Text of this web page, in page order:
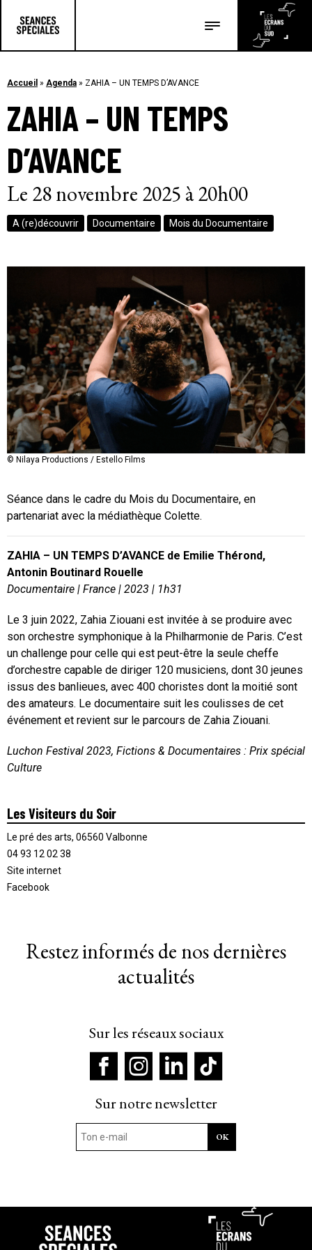
Les articles
Accueil » Agenda » ZAHIA – UN TEMPS D’AVANCE
ZAHIA – UN TEMPS
D’AVANCE
Le 28 novembre 2025 à 20h00
A (re)découvrir Documentaire Mois du Documentaire
© Nilaya Productions / Estello Films
Séance dans le cadre du Mois du Documentaire, en
partenariat avec la médiathèque Colette.
ZAHIA – UN TEMPS D’AVANCE de Emilie Thérond,
Antonin Boutinard Rouelle
Documentaire | France | 2023 | 1h31
Le 3 juin 2022, Zahia Ziouani est invitée à se produire avec
son orchestre symphonique à la Philharmonie de Paris. C’est
un challenge pour celle qui est peut-être la seule cheffe
d’orchestre capable de diriger 120 musiciens, dont 30 jeunes
issus des banlieues, avec 400 choristes dont la moitié sont
des amateurs. Le documentaire suit les coulisses de cet
événement et revient sur le parcours de Zahia Ziouani.
Luchon Festival 2023, Fictions & Documentaires : Prix spécial
Culture
Les Visiteurs du Soir
Le pré des arts, 06560 Valbonne
04 93 12 02 38
Site internet
Facebook
Restez informés de nos dernières
actualités
Sur les réseaux sociaux
Sur notre newsletter